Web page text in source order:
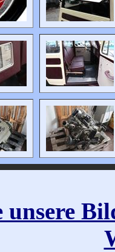
unsere